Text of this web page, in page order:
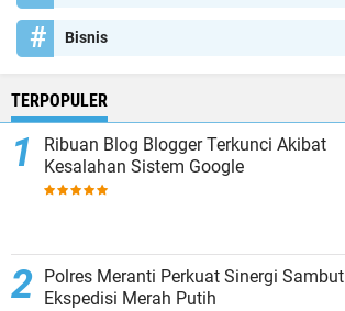
Bisnis
TERPOPULER
Ribuan Blog Blogger Terkunci Akibat
Kesalahan Sistem Google
Polres Meranti Perkuat Sinergi Sambut
Ekspedisi Merah Putih